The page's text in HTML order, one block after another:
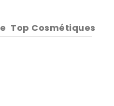
Top Cosmétiques